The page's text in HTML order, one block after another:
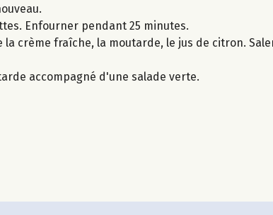
Enfourner pendant 25 minutes.
crème fraîche, la moutarde, le jus de citron.
accompagné d'une salade verte.